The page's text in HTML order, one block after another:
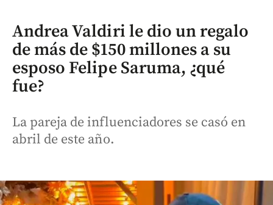
Andrea Valdiri le dio un regalo
de más de $150 millones a su
esposo Felipe Saruma, ¿qué
fue?
La pareja de influenciadores se casó en
abril de este año.